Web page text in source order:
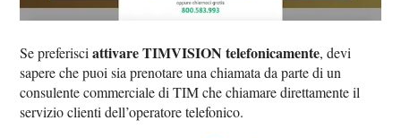
Se preferisciattivare TIMVISION telefonicamente, devi
sapere che puoi sia prenotare una chiamata da parte di un
consulente commerciale di TIM che chiamare direttamente il
servizio clienti dell’operatore telefonico.